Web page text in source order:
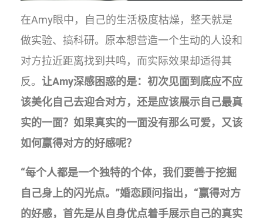
在Amy眼中，自己的生活极度枯燥，整天就是
做实验、搞科研。原本想营造一个生动的人设和
对方拉近距离找到共鸣，而实际效果却适得其
反。 让Amy深感困惑的是：初次见面到底应不应
该美化自己去迎合对方，还是应该展示自己最真
实的一面？如果真实的一面没有那么可爱，又该
如何赢得对方的好感呢？
“每个人都是一个独特的个体，我们要善于挖掘
自己身上的闪光点。”婚恋顾问指出，“赢得对方
的好感，首先是从自身优点着手展示自己的真实